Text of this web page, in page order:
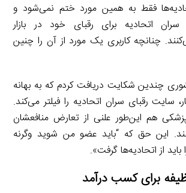
فقط به همین مورد ختم نمی‌شود و
اتحادیه برای رقبای خود در بازار
چنانچه کاربری یک مورد از آن را چنین
چندین شکایت دریافت کردم که به بهانه
سایت رقبای سران اتحادیه را فیلتر می‌کند.
هم این‌طور علنی از تعارض منافعشان
این حق که “باید عضو من شوید وگرنه
از اتحادیه‌ها گرفت».
برای کسب درآمد